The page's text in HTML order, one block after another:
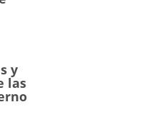
y
las